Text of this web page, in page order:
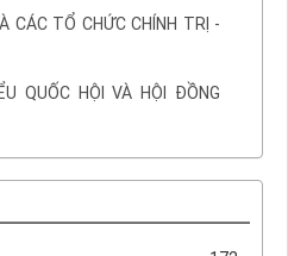
CÁC TỔ CHỨC CHÍNH TRỊ -
QUỐC HỘI VÀ HỘI ĐỒNG